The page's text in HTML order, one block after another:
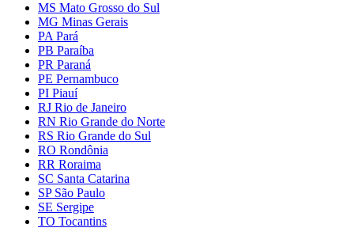
MS Mato Grosso do Sul
MG Minas Gerais
PA Pará
PB Paraíba
PR Paraná
PE Pernambuco
PI Piauí
RJ Rio de Janeiro
RN Rio Grande do Norte
RS Rio Grande do Sul
RO Rondônia
RR Roraima
SC Santa Catarina
SP São Paulo
SE Sergipe
TO Tocantins